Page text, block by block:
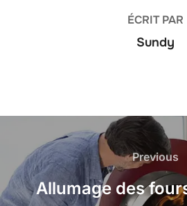
ÉCRIT PAR
Sundy
Navigation
de
l’article
Previous
Allumage des